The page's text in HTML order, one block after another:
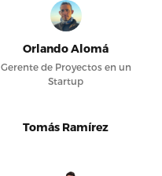
Orlando Alomá
Gerente de Proyectos en un
Startup
Tomás Ramírez